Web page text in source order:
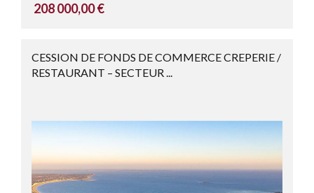
208 000,00 €
CESSION DE FONDS DE COMMERCE CREPERIE /
RESTAURANT – SECTEUR ...